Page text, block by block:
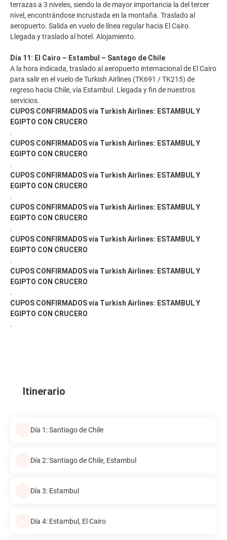
terrazas a 3 niveles, siendo la de mayor importancia la del tercer
nivel, encontrándose incrustada en la montaña. Traslado al
aeropuerto. Salida en vuelo de línea regular hacia El Cairo.
Llegada y traslado al hotel. Alojamiento.
Día 11: El Cairo – Estambul – Santago de Chile
A la hora indicada, traslado al aeropuerto internacional de El Cairo
para salir en el vuelo de Turkish Airlines (TK691 / TK215) de
regreso hacia Chile, vía Estambul. Llegada y fin de nuestros
servicios.
CUPOS CONFIRMADOS vía Turkish Airlines: ESTAMBUL Y
EGIPTO CON CRUCERO
.
CUPOS CONFIRMADOS vía Turkish Airlines: ESTAMBUL Y
EGIPTO CON CRUCERO
.
CUPOS CONFIRMADOS vía Turkish Airlines: ESTAMBUL Y
EGIPTO CON CRUCERO
.
CUPOS CONFIRMADOS vía Turkish Airlines: ESTAMBUL Y
EGIPTO CON CRUCERO
.
CUPOS CONFIRMADOS vía Turkish Airlines: ESTAMBUL Y
EGIPTO CON CRUCERO
.
CUPOS CONFIRMADOS vía Turkish Airlines: ESTAMBUL Y
EGIPTO CON CRUCERO
.
CUPOS CONFIRMADOS vía Turkish Airlines: ESTAMBUL Y
EGIPTO CON CRUCERO
.
Itinerario
Día 1: Santiago de Chile
Día 2: Santiago de Chile, Estambul
Día 3: Estambul
Día 4: Estambul, El Cairo